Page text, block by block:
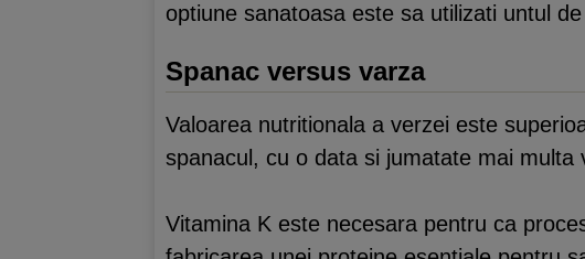
optiune sanatoasa este sa utilizati untul
Spanac versus varza
Valoarea nutritionala a verzei este
spanacul, cu o data si jumatate mai
Vitamina K este necesara pentru ca